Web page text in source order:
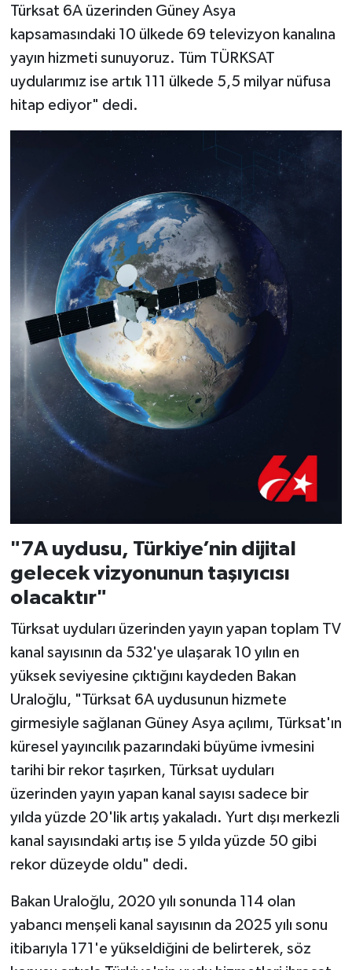
Türksat 6A üzerinden Güney Asya
kapsamasındaki 10 ülkede 69 televizyon kanalına
yayın hizmeti sunuyoruz. Tüm TÜRKSAT
uydularımız ise artık 111 ülkede 5,5 milyar nüfusa
hitap ediyor" dedi.
"7A uydusu, Türkiye’nin dijital
gelecek vizyonunun taşıyıcısı
olacaktır"
Türksat uyduları üzerinden yayın yapan toplam TV
kanal sayısının da 532'ye ulaşarak 10 yılın en
yüksek seviyesine çıktığını kaydeden Bakan
Uraloğlu, "Türksat 6A uydusunun hizmete
girmesiyle sağlanan Güney Asya açılımı, Türksat'ın
küresel yayıncılık pazarındaki büyüme ivmesini
tarihi bir rekor taşırken, Türksat uyduları
üzerinden yayın yapan kanal sayısı sadece bir
yılda yüzde 20'lik artış yakaladı. Yurt dışı merkezli
kanal sayısındaki artış ise 5 yılda yüzde 50 gibi
rekor düzeyde oldu" dedi.
Bakan Uraloğlu, 2020 yılı sonunda 114 olan
yabancı menşeli kanal sayısının da 2025 yılı sonu
itibarıyla 171'e yükseldiğini de belirterek, söz